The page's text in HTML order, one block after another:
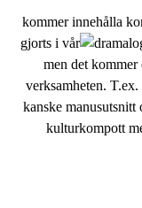
kommer innehålla
gjorts i vår
men det kommer
verksamheten.
kanske manusutsnitt
kulturkompott